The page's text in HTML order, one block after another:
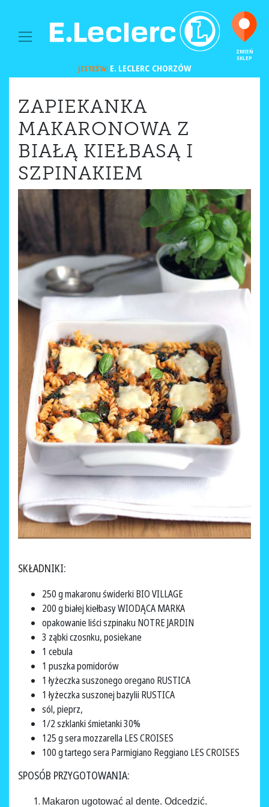
MAIN NAVIGATION
ZMIEŃ
SKLEP
JESTEŚ W:E. LECLERC CHORZÓW
ZAPIEKANKA
MAKARONOWA Z
BIAŁĄ KIEŁBASĄ I
SZPINAKIEM
SKŁADNIKI:
250 g makaronu świderki BIO VILLAGE
200 g białej kiełbasy WIODĄCA MARKA
opakowanie liści szpinaku NOTRE JARDIN
3 ząbki czosnku, posiekane
1 cebula
1 puszka pomidorów
1 łyżeczka suszonego oregano RUSTICA
1 łyżeczka suszonej bazylii RUSTICA
sól, pieprz,
1/2 szklanki śmietanki 30%
125 g sera mozzarella LES CROISES
100 g tartego sera Parmigiano Reggiano LES CROISES
SPOSÓB PRZYGOTOWANIA:
Makaron ugotować al dente. Odcedzić.